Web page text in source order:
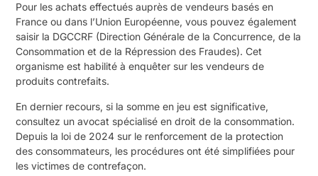
Pour les achats effectués auprès de vendeurs basés en
France ou dans l’Union Européenne, vous pouvez également
saisir la DGCCRF (Direction Générale de la Concurrence, de la
Consommation et de la Répression des Fraudes). Cet
organisme est habilité à enquêter sur les vendeurs de
produits contrefaits.
En dernier recours, si la somme en jeu est significative,
consultez un avocat spécialisé en droit de la consommation.
Depuis la loi de 2024 sur le renforcement de la protection
des consommateurs, les procédures ont été simplifiées pour
les victimes de contrefaçon.